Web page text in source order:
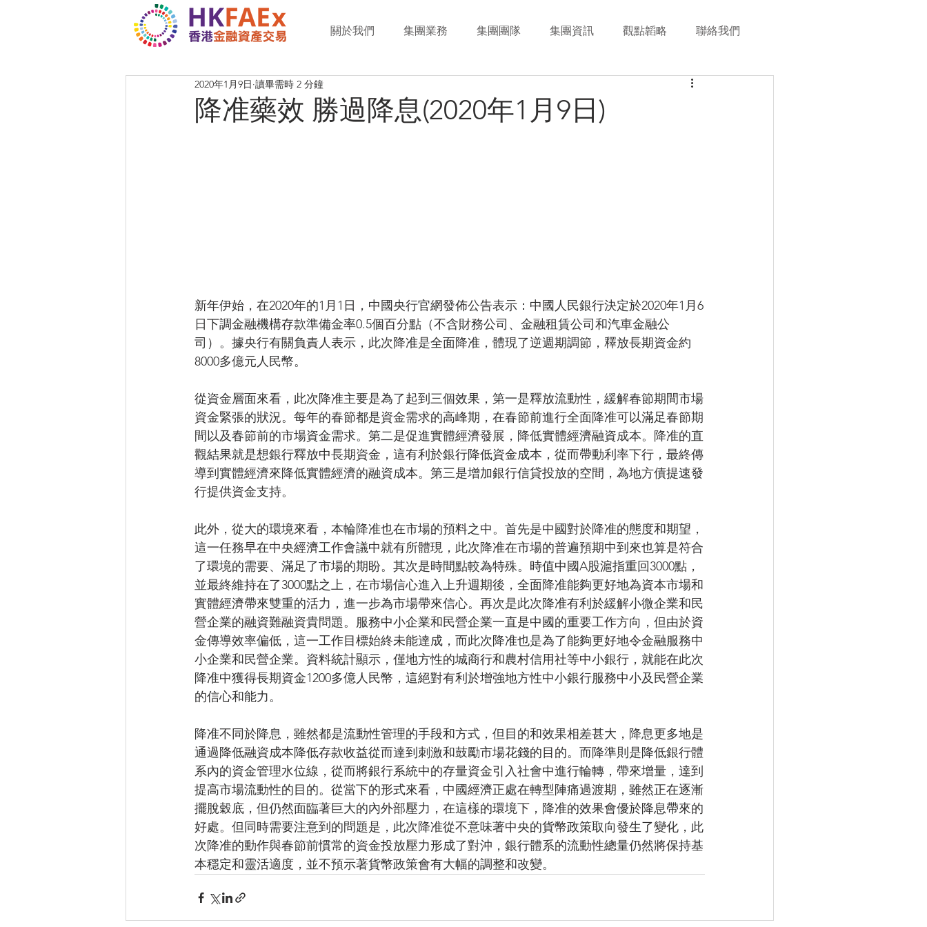
關於我們 集團業務 集團團隊 集團資訊 觀點韜略 聯絡我們
降准藥效 勝過降息(2020年1月9日)
2020年1月9日 讀畢需時 2 分鐘
新年伊始，在2020年的1月1日，中國央行官網發佈公告表示：中國人民銀行決定於2020年1月6
日下調金融機構存款準備金率0.5個百分點（不含財務公司、金融租賃公司和汽車金融公
司）。據央行有關負責人表示，此次降准是全面降准，體現了逆週期調節，釋放長期資金約
8000多億元人民幣。
從資金層面來看，此次降准主要是為了起到三個效果，第一是釋放流動性，緩解春節期間市場
資金緊張的狀況。每年的春節都是資金需求的高峰期，在春節前進行全面降准可以滿足春節期
間以及春節前的市場資金需求。第二是促進實體經濟發展，降低實體經濟融資成本。降准的直
觀結果就是想銀行釋放中長期資金，這有利於銀行降低資金成本，從而帶動利率下行，最終傳
導到實體經濟來降低實體經濟的融資成本。第三是增加銀行信貸投放的空間，為地方債提速發
行提供資金支持。
此外，從大的環境來看，本輪降准也在市場的預料之中。首先是中國對於降准的態度和期望，
這一任務早在中央經濟工作會議中就有所體現，此次降准在市場的普遍預期中到來也算是符合
了環境的需要、滿足了市場的期盼。其次是時間點較為特殊。時值中國A股滬指重回3000點，
並最終維持在了3000點之上，在市場信心進入上升週期後，全面降准能夠更好地為資本市場和
實體經濟帶來雙重的活力，進一步為市場帶來信心。再次是此次降准有利於緩解小微企業和民
營企業的融資難融資貴問題。服務中小企業和民營企業一直是中國的重要工作方向，但由於資
金傳導效率偏低，這一工作目標始終未能達成，而此次降准也是為了能夠更好地令金融服務中
小企業和民營企業。資料統計顯示，僅地方性的城商行和農村信用社等中小銀行，就能在此次
降准中獲得長期資金1200多億人民幣，這絕對有利於增強地方性中小銀行服務中小及民營企業
的信心和能力。
降准不同於降息，雖然都是流動性管理的手段和方式，但目的和效果相差甚大，降息更多地是
通過降低融資成本降低存款收益從而達到刺激和鼓勵市場花錢的目的。而降準則是降低銀行體
系內的資金管理水位線，從而將銀行系統中的存量資金引入社會中進行輪轉，帶來增量，達到
提高市場流動性的目的。從當下的形式來看，中國經濟正處在轉型陣痛過渡期，雖然正在逐漸
擺脫穀底，但仍然面臨著巨大的內外部壓力，在這樣的環境下，降准的效果會優於降息帶來的
好處。但同時需要注意到的問題是，此次降准從不意味著中央的貨幣政策取向發生了變化，此
次降准的動作與春節前慣常的資金投放壓力形成了對沖，銀行體系的流動性總量仍然將保持基
本穩定和靈活適度，並不預示著貨幣政策會有大幅的調整和改變。